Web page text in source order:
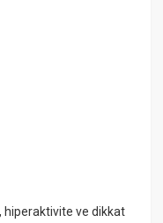
hiperaktivite ve dikkat